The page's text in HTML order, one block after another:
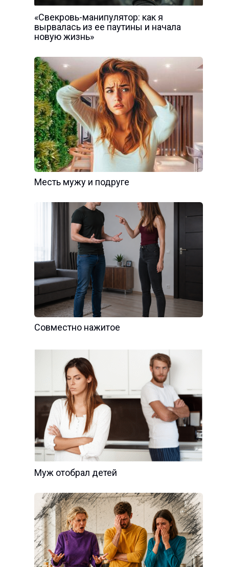
«Свекровь-манипулятор: как я
вырвалась из ее паутины и начала
новую жизнь»
Месть мужу и подруге
Совместно нажитое
Муж отобрал детей